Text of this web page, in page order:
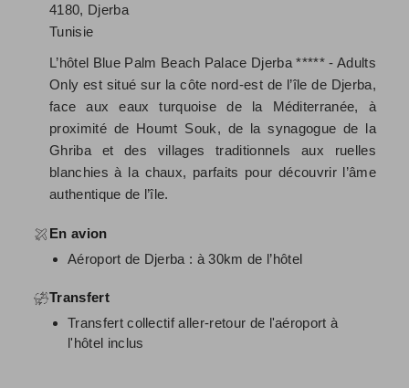
4180, Djerba
Tunisie
L’hôtel Blue Palm Beach Palace Djerba ***** - Adults
Only est situé sur la côte nord-est de l’île de Djerba,
face aux eaux turquoise de la Méditerranée, à
proximité de Houmt Souk, de la synagogue de la
Ghriba et des villages traditionnels aux ruelles
blanchies à la chaux, parfaits pour découvrir l’âme
authentique de l’île.
En avion
Aéroport de Djerba : à 30km de l’hôtel
Transfert
Transfert collectif aller-retour de l'aéroport à
l'hôtel inclus